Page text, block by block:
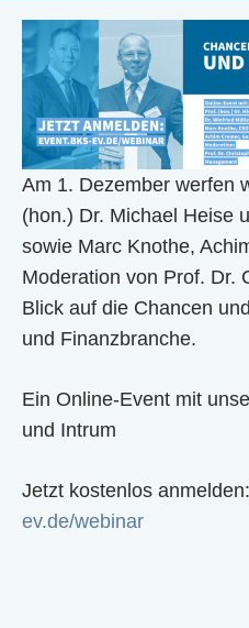
Am 1. Dezember werfen
(hon.) Dr. Michael Heise
sowie Marc Knothe,
Moderation von Prof. Dr.
Blick auf die Chancen
und Finanzbranche.
Ein Online-Event mit
und Intrum
Jetzt kostenlos anmelden:
ev.de/webinar